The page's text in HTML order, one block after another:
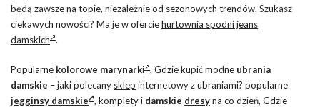
będą zawsze na topie, niezależnie od sezonowych trendów. Szukasz
ciekawych nowości? Ma je w oferciehurtownia spodni jeans
damskich .
Popularne kolorowe marynarki , Gdzie kupić modne ubrania
damskie – jaki polecany sklep internetowy z ubraniami? popularne
jegginsy damskie , komplety i damskie dresyna co dzień, Gdzie